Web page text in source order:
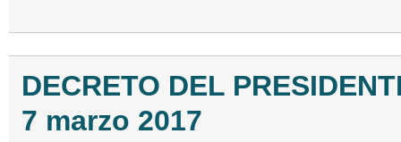
DECRETO DEL
7 marzo 2017